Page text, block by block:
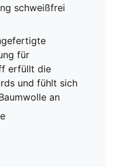
schweißfrei
für
erfüllt die
und fühlt sich
an